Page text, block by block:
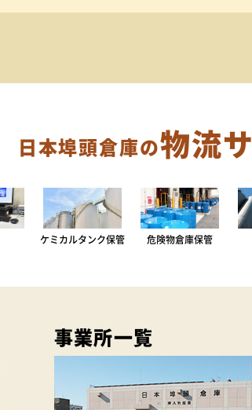
日本埠頭倉庫の物流
ケミカルタンク保管 危険物倉庫保管
事業所一覧